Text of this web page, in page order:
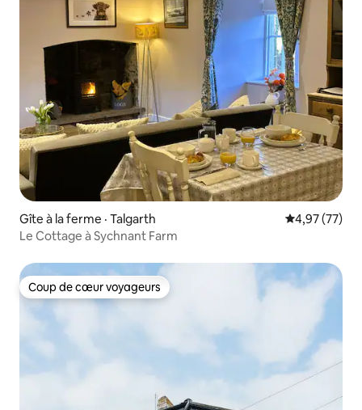
Gîte à la ferme · Talgarth Note
4,97 (77)
Le Cottage à Sychnant Farm
Coup de cœur voyageurs
Coup de cœur voyageurs